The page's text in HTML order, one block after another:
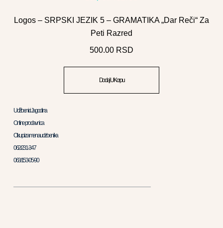
Logos – SRPSKI JEZIK 5 – GRAMATIKA „Dar Reči“ Za
Peti Razred
500.00 RSD
Dodaj U Korpu
Udžbenici Jagodina
Online prodavnica
Otkup i zamena udzbenika
062/231-347
063/153-05-90